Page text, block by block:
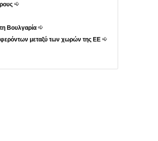
Βουλγαρία
μεταξύ των χωρών της ΕΕ